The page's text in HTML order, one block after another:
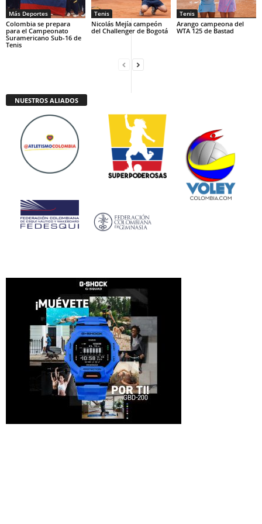
Más Deportes
Colombia se prepara
para el Campeonato
Suramericano Sub-16 de
Tenis
Tenis
Nicolás Mejía campeón
del Challenger de Bogotá
Tenis
Arango campeona del
WTA 125 de Bastad
NUESTROS ALIADOS